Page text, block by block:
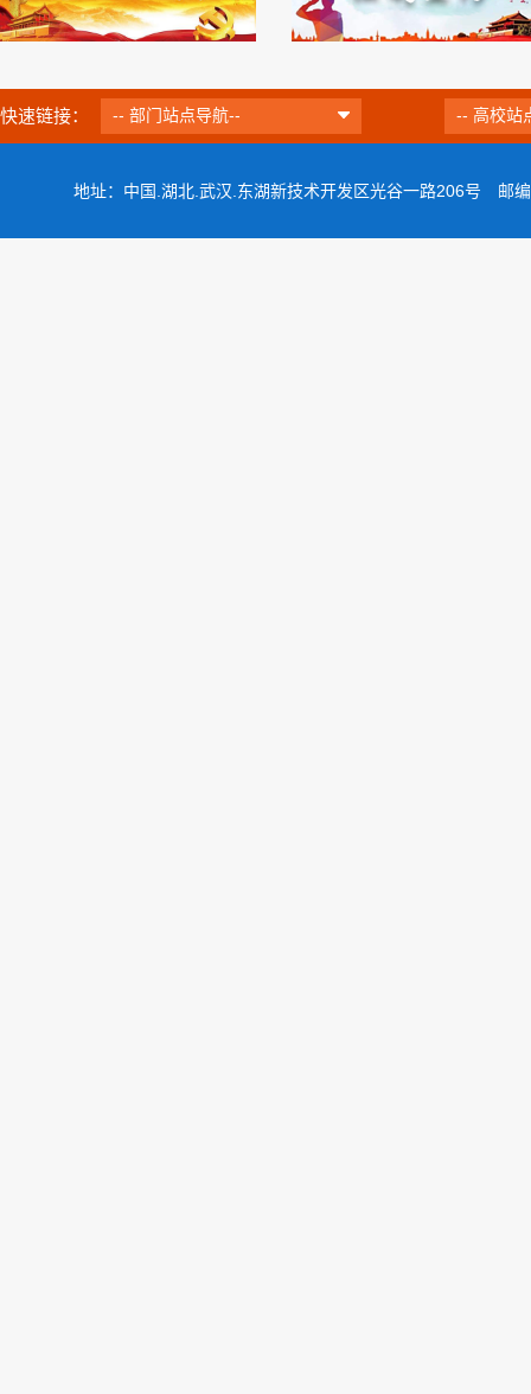
快速链接： -- 部门站点导航-- -- 高校站
地址：中国.湖北.武汉.东湖新技术开发区光谷一路206号